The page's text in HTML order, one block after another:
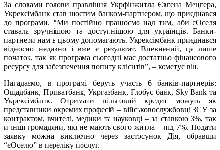
За словами голови правління Укрфінжитла Євгена Мецгера,
Укрексімбанк став шостим банком-партнером, що приєднався
до програми. “Ми постійно працюємо над тим, аби єОселя
ставала зручнішою та доступнішою для українців. Банки-
партнери нам в цьому допомагають. Укрексімбанк приєднався
відносно недавно і вже є результат. Впевнений, це лише
початок, так як програма сьогодні має достатньо фінансового
ресурсу для забезпечення попиту клієнтів”, – кометує він.
Нагадаємо, в програмі беруть участь 6 банків-партнерів:
Ощадбанк, Приватбанк, Укргазбанк, Глобус банк, Sky Bank та
Укрексімбанк. Отримати пільговий кредит можуть як
представники окремих професій – військовослужбовці ЗСУ за
контрактом, вчителі, медики та науковці – за ставкою 3%, так
й інші громадяни, які не мають свого житла – під 7%. Подати
заявку можна виключно через застосунок Дія, обравши
“єОселю” в переліку послуг.